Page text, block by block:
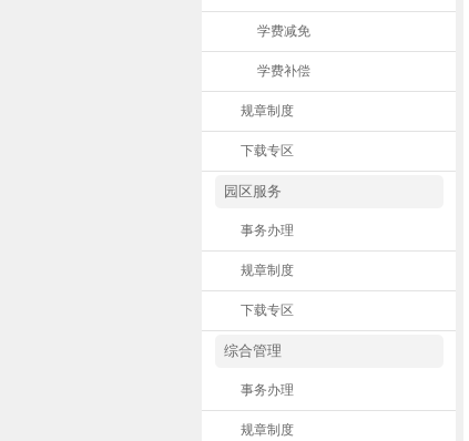
学费减免
学费补偿
规章制度
下载专区
园区服务
事务办理
规章制度
下载专区
综合管理
事务办理
规章制度